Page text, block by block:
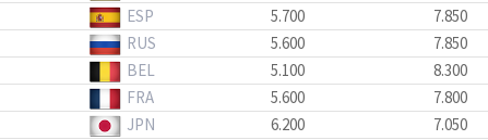
ESP 5.700 7.850
RUS 5.600 7.850
BEL 5.100 8.300
FRA 5.600 7.800
JPN 6.200 7.050